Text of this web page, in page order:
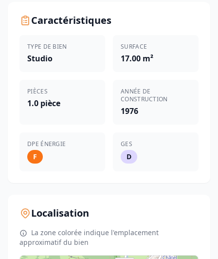
Caractéristiques
TYPE DE BIEN
Studio
SURFACE
17.00 m²
PIÈCES
1.0 pièce
ANNÉE DE
CONSTRUCTION
1976
DPE ÉNERGIE
F
GES
D
Localisation
La zone colorée indique l'emplacement
approximatif du bien